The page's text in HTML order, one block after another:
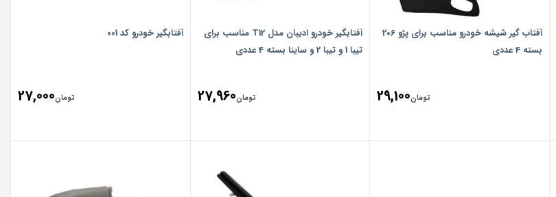
آفتاب گیر شیشه خودرو مناسب برای پژو 206
بسته 4 عددی
تومان29,100
آفتابگیر خودرو ادیبان مدل T12 مناسب برای
تیبا 1 و تیبا 2 و ساینا بسته 4 عددی
تومان27,960
آفتابگیر خودرو کد 001
تومان27,000